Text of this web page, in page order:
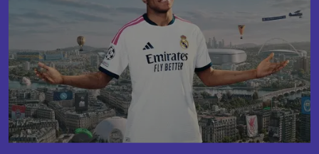
GAMING